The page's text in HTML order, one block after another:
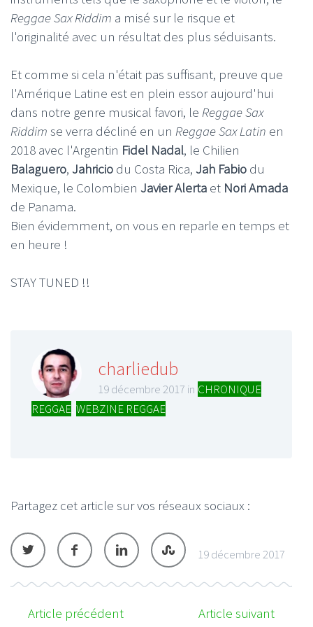
Reggae Sax Riddim a misé sur le risque et
l'originalité avec un résultat des plus séduisants.
Et comme si cela n'était pas suffisant, preuve que
l'Amérique Latine est en plein essor aujourd'hui
dans notre genre musical favori, le Reggae Sax
Riddim se verra décliné en un Reggae Sax Latin en
2018 avec l'Argentin Fidel Nadal, le Chilien
Balaguero, Jahricio du Costa Rica, Jah Fabio du
Mexique, le Colombien Javier Alerta et Nori Amada
de Panama.
Bien évidemment, on vous en reparle en temps et
en heure !
STAY TUNED !!
charliedub
19 décembre 2017 in CHRONIQUE
REGGAE WEBZINE REGGAE
Partagez cet article sur vos réseaux sociaux :
19 décembre 2017
Article précédent Article suivant